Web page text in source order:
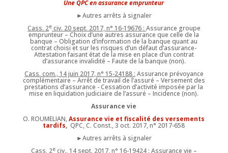
Une QPC en assurance emprunteur
►Autres arrêts à signaler
Cass. 2eciv. 20 sept. 2017, n° 16-19676 : Assurance groupe
emprunteur – Choix d’une autres assurance que celle de la
banque – Obligation d’information de la banque quant au
contrat choisi et sur les risques d’un défaut d’assurance-
Attestation faisant état de la mise en place d’un contrat
d’assurance invalidité – Faute de la banque (non).
Cass. com., 14 juin 2017, n° 15-24188 : Assurance prévoyance
complémentaire – Arrêt de travail de l’assuré – Versement des
prestations d’assurance - Cessation d’activité imposée par la
mise en liquidation judiciaire de l’assuré – Incidence (non).
Assurance vie
O. ROUMELIAN,Assurance vie et fiscalité des versements
tardifs, QPC, C. Const., 3 oct. 2017, n° 2017-658
►Autres arrêts à signaler
Cass. 2eciv., 14 sept. 2017, n° 16-19424 : Assurance vie –